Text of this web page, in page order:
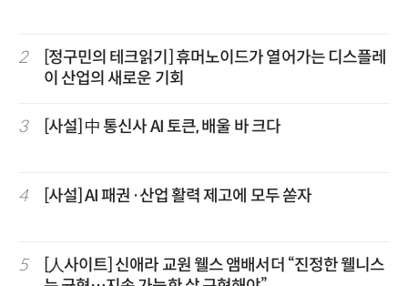
2
[정구민의 테크읽기] 휴머노이드가 열어가는 디스플레
이 산업의 새로운 기회
3 [사설] 中 통신사 AI 토큰, 배울 바 크다
4 [사설] AI 패권·산업 활력 제고에 모두 쏟자
5
[人사이트] 신애라 교원 웰스 앰배서더 “진정한 웰니스